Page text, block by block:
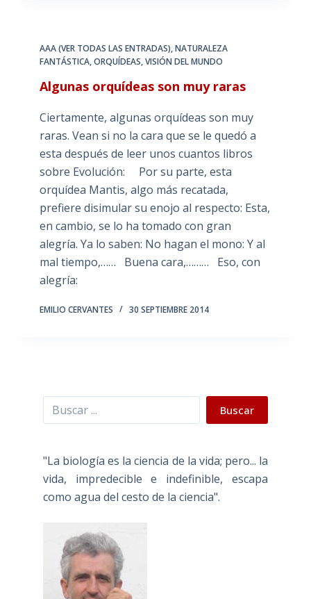
AAA (VER TODAS LAS ENTRADAS),NATURALEZA
FANTÁSTICA,ORQUÍDEAS,VISIÓN DEL MUNDO
Algunas orquídeas son muy raras
Ciertamente, algunas orquídeas son muy
raras. Vean si no la cara que se le quedó a
esta después de leer unos cuantos libros
sobre Evolución: Por su parte, esta
orquídea Mantis, algo más recatada,
prefiere disimular su enojo al respecto: Esta,
en cambio, se lo ha tomado con gran
alegría. Ya lo saben: No hagan el mono: Y al
mal tiempo,…… Buena cara,……… Eso, con
alegría:
EMILIO CERVANTES 30 SEPTIEMBRE 2014
Buscar Buscar
"La biología es la ciencia de la vida; pero... la
vida, impredecible e indefinible, escapa
como agua del cesto de la ciencia".